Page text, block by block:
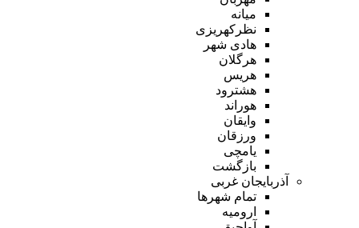
میانه
نظرکهریزی
هادی شهر
هرگلان
هریس
هشترود
هوراند
وایقان
ورزقان
یامچی
بازگشت
آذربایجان غربی
تمام شهر‌ها
ارومیه